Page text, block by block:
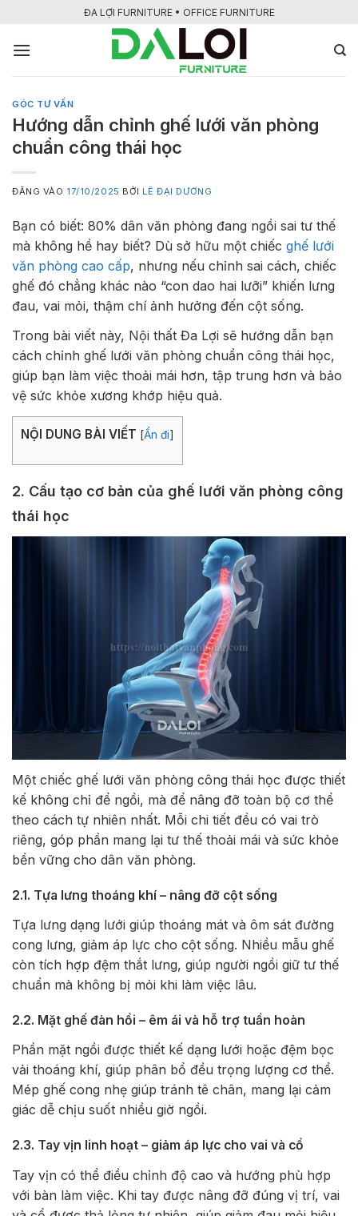
nội
ĐA LỢI FURNITURE • OFFICE FURNITURE
GÓC TƯ VẤN
Hướng dẫn chỉnh ghế lưới văn phòng
chuẩn công thái học
ĐĂNG VÀO 17/10/2025 BỞI LÊ ĐẠI DƯƠNG
Bạn có biết: 80% dân văn phòng đang ngồi sai tư thế
mà không hề hay biết? Dù sở hữu một chiếc ghế lưới
văn phòng cao cấp, nhưng nếu chỉnh sai cách, chiếc
ghế đó chẳng khác nào “con dao hai lưỡi” khiến lưng
đau, vai mỏi, thậm chí ảnh hưởng đến cột sống.
Trong bài viết này, Nội thất Đa Lợi sẽ hướng dẫn bạn
cách chỉnh ghế lưới văn phòng chuẩn công thái học,
giúp bạn làm việc thoải mái hơn, tập trung hơn và bảo
vệ sức khỏe xương khớp hiệu quả.
NỘI DUNG BÀI VIẾT [Ẩn đi]
2. Cấu tạo cơ bản của ghế lưới văn phòng công
thái học
Một chiếc ghế lưới văn phòng công thái học được thiết
kế không chỉ để ngồi, mà để nâng đỡ toàn bộ cơ thể
theo cách tự nhiên nhất. Mỗi chi tiết đều có vai trò
riêng, góp phần mang lại tư thế thoải mái và sức khỏe
bền vững cho dân văn phòng.
2.1. Tựa lưng thoáng khí – nâng đỡ cột sống
Tựa lưng dạng lưới giúp thoáng mát và ôm sát đường
cong lưng, giảm áp lực cho cột sống. Nhiều mẫu ghế
còn tích hợp đệm thắt lưng, giúp người ngồi giữ tư thế
chuẩn mà không bị mỏi khi làm việc lâu.
2.2. Mặt ghế đàn hồi – êm ái và hỗ trợ tuần hoàn
Phần mặt ngồi được thiết kế dạng lưới hoặc đệm bọc
vải thoáng khí, giúp phân bổ đều trọng lượng cơ thể.
Mép ghế cong nhẹ giúp tránh tê chân, mang lại cảm
giác dễ chịu suốt nhiều giờ ngồi.
2.3. Tay vịn linh hoạt – giảm áp lực cho vai và cổ
Tay vịn có thể điều chỉnh độ cao và hướng phù hợp
với bàn làm việc. Khi tay được nâng đỡ đúng vị trí, vai